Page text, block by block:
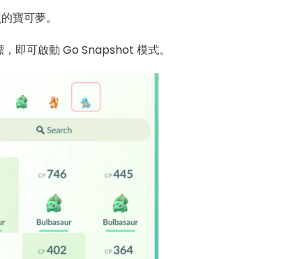
寶可夢。
即可啟動 Go Snapshot 模式。